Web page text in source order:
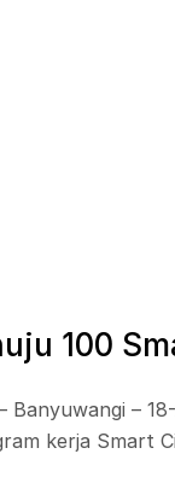
100
Banyuwangi –
kerja Smart